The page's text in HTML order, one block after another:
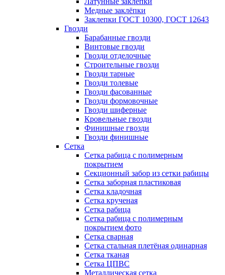
Медные заклёпки
Заклепки ГОСТ 10300, ГОСТ 12643
Гвозди
Барабанные гвозди
Винтовые гвозди
Гвозди отделочные
Строительные гвозди
Гвозди тарные
Гвозди толевые
Гвозди фасованные
Гвозди формовочные
Гвозди шиферные
Кровельные гвозди
Финишные гвозди
Гвозди финишные
Сетка
Сетка рабица с полимерным
покрытием
Секционный забор из сетки рабицы
Сетка заборная пластиковая
Сетка кладочная
Сетка крученая
Сетка рабица
Сетка рабица с полимерным
покрытием фото
Сетка сварная
Сетка стальная плетёная одинарная
Сетка тканая
Сетка ЦПВС
Металлическая сетка